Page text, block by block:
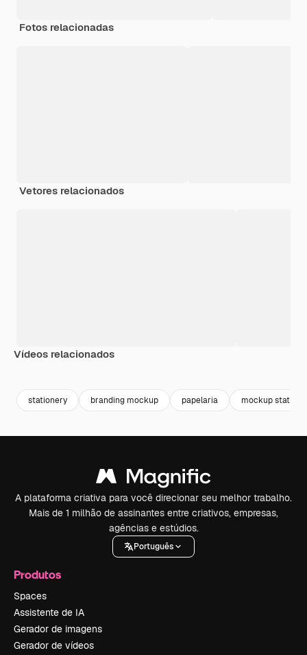
Fotos relacionadas
Vetores relacionados
Vídeos relacionados
stationery branding mockup papelaria mockup
A plataforma criativa para você direcionar seu melhor trabalho.
Mais de 1 milhão de assinantes entre criativos, empresas,
agências e estúdios.
Português
Produtos
Spaces
Assistente de IA
Gerador de imagens
Gerador de vídeos